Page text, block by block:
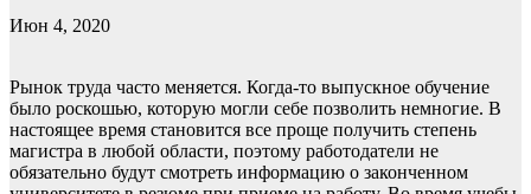
Июн 4, 2020
Рынок труда часто меняется. Когда-то выпускное обучение
было роскошью, которую могли себе позволить немногие. В
настоящее время становится все проще получить степень
магистра в любой области, поэтому работодатели не
обязательно будут смотреть информацию о законченном